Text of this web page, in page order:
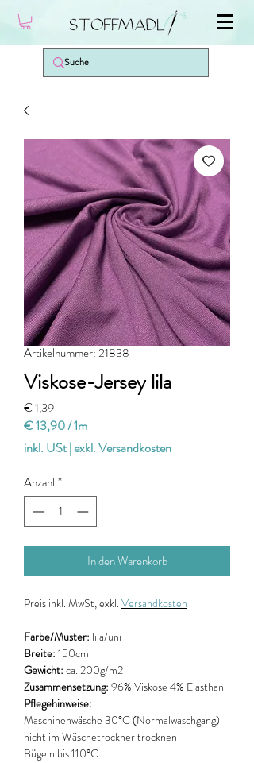
Artikelnummer: 21838
Viskose-Jersey lila
€ 1,39Preis
€ 13,90/1m
€ 13,90
pro
1
Meter
inkl. USt|exkl. Versandkosten
Anzahl *
In den Warenkorb
Preis inkl. MwSt, exkl. Versandkosten
Farbe/Muster: lila/uni
Breite: 150cm
Gewicht: ca. 200g/m2
Zusammensetzung: 96% Viskose 4% Elasthan
Pflegehinweise:
Maschinenwäsche 30°C (Normalwaschgang)
nicht im Wäschetrockner trocknen
Bügeln bis 110°C